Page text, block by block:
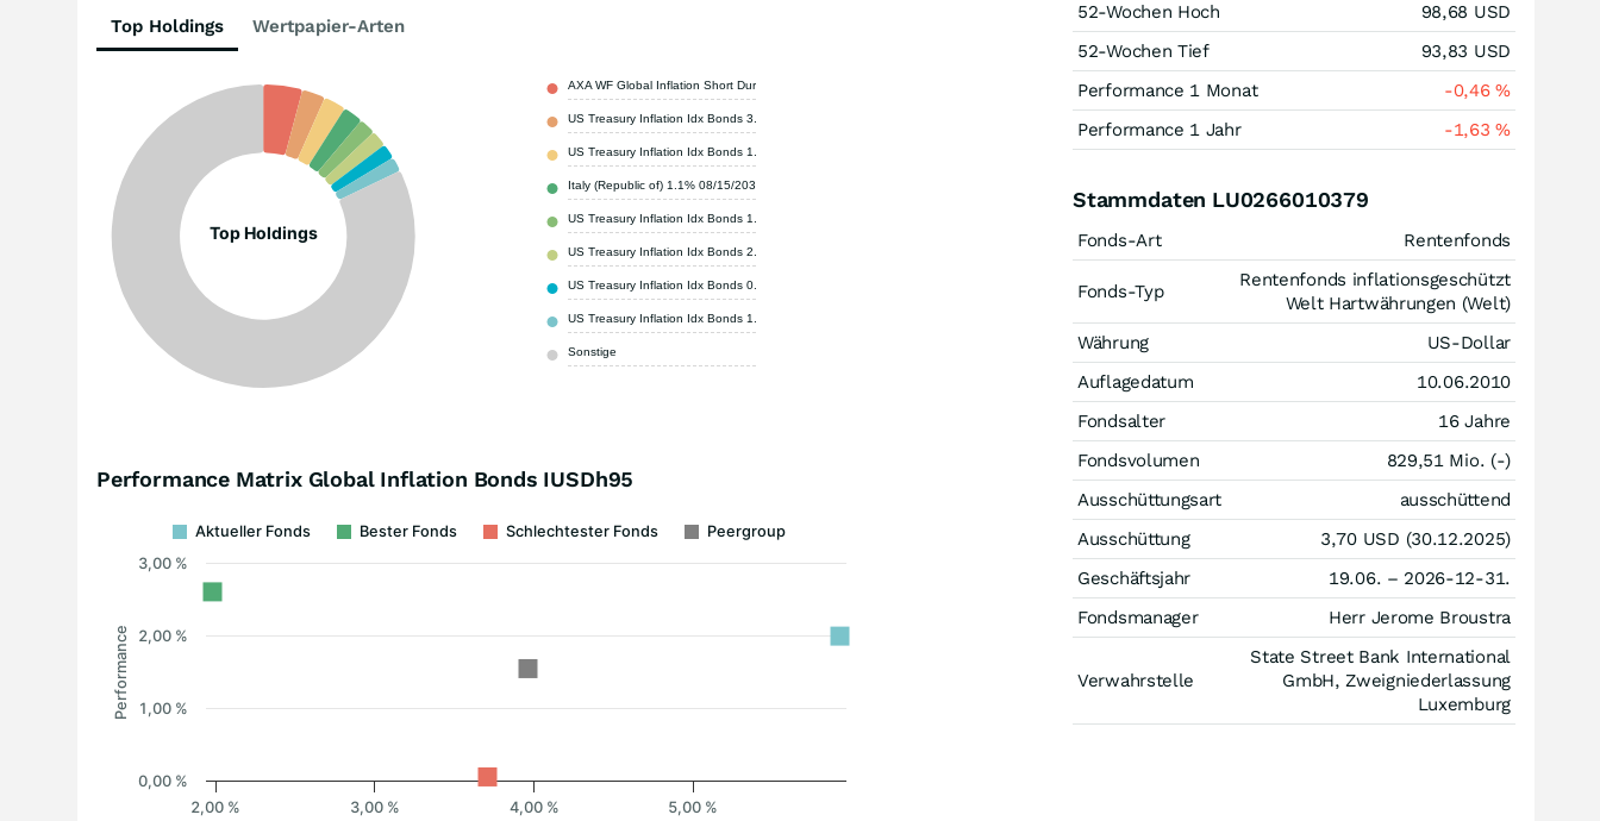
Top Holdings Wertpapier-Arten
Top Holdings
AXA WF Global Inflation Short Duration Bonds
US Treasury Inflation Idx Bonds 3.875% 04/15/2029
US Treasury Inflation Idx Bonds 1.875% 07/15/2035
Italy (Republic of) 1.1% 08/15/2031
US Treasury Inflation Idx Bonds 1.875% 01/15/2036
US Treasury Inflation Idx Bonds 2.125% 01/15/2035
US Treasury Inflation Idx Bonds 0.125% 01/15/2032
US Treasury Inflation Idx Bonds 1.75% 01/15/2034
Sonstige
Performance Matrix Global Inflation Bonds IUSDh95
Performance
Aktueller Fonds Bester Fonds Schlechtester Fonds Peergroup
2,00 % 3,00 % 4,00 % 5,00 %
0,00 %
1,00 %
2,00 %
3,00 %
52-Wochen Hoch
98,68 USD
52-Wochen Tief
93,83 USD
Performance 1 Monat
-0,46%
Performance 1 Jahr
-1,63%
Stammdaten LU0266010379
Fonds-Art Rentenfonds
Fonds-Typ
Rentenfonds inflationsgeschützt
Welt Hartwährungen (Welt)
Währung
US-Dollar
Auflagedatum
10.06.2010
Fondsalter
16 Jahre
Fondsvolumen
829,51 Mio. (-)
Ausschüttungsart
ausschüttend
Ausschüttung
3,70 USD (30.12.2025)
Geschäftsjahr
19.06. – 2026-12-31.
Fondsmanager
Herr Jerome Broustra
Verwahrstelle
State Street Bank International
GmbH, Zweigniederlassung
Luxemburg